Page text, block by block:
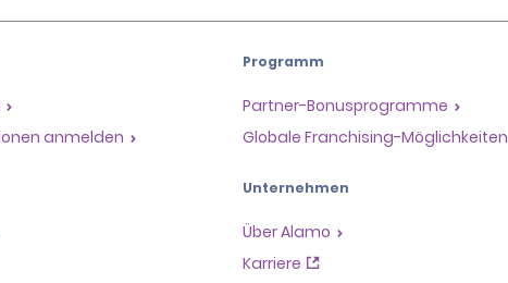
anmelden
Programm
Partner-Bonusprogramme
Globale Franchising-Möglichkeiten
Unternehmen
Über Alamo
Karriere